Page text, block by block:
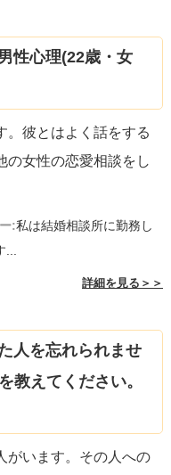
性心理(22歳・女
。彼とはよく話をする
の女性の恋愛相談をし
:私は結婚相談所に勤務し
...
詳細を見る＞＞
人を忘れられませ
教えてください。
がいます。その人への